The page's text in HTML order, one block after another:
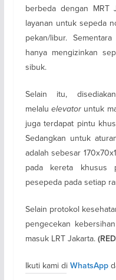
berbeda dengan MRT
layanan untuk sepeda
pekan/libur.
hanya mengizinkan
sibuk.
Selain itu,
melaluelevator untuk
juga terdapat pintu
Sedangkan untuk
adalah sebesar
pada kereta khusus
pesepeda pada setiap
Selain protokol
pengecekan
masuk LRT Jakarta.
Ikuti kami di WhatsApp